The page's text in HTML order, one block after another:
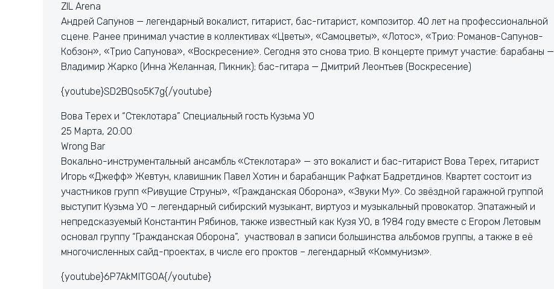
ZIL Arena
Андрей Сапунов — легендарный вокалист, гитарист, бас-гитарист, композитор. 40 лет на профессиональной
сцене. Ранее принимал участие в коллективах «Цветы», «Самоцветы», «Лотос», «Трио: Романов-Сапунов-
Кобзон», «Трио Сапунова», «Воскресение». Сегодня это снова трио. В концерте примут участие: барабаны —
Владимир Жарко (Инна Желанная, Пикник); бас-гитара — Дмитрий Леонтьев (Воскресение)
{youtube}SD2BQso5K7g{/youtube}
Вова Терех и “Стеклотара” Специальный гость Кузьма УО
25 Марта, 20:00
Wrong Bar
Вокально-инструментальный ансамбль «Стеклотара» — это вокалист и бас-гитарист Вова Терех, гитарист
Игорь «Джефф» Жевтун, клавишник Павел Хотин и барабанщик Рафкат Бадретдинов. Квартет состоит из
участников групп «Ривущие Струны», «Гражданская Оборона», «Звуки Му». Со звёздной гаражной группой
выступит Кузьма УО – легендарный сибирский музыкант, виртуоз и музыкальный провокатор. Эпатажный и
непредсказуемый Константин Рябинов, также известный как Кузя УО, в 1984 году вместе с Егором Летовым
основал группу “Гражданская Оборона”, участвовал в записи большинства альбомов группы, а также в её
многочисленных сайд-проектах, в числе его проктов – легендарный «Коммунизм».
{youtube}6P7AkMlTG0A{/youtube}